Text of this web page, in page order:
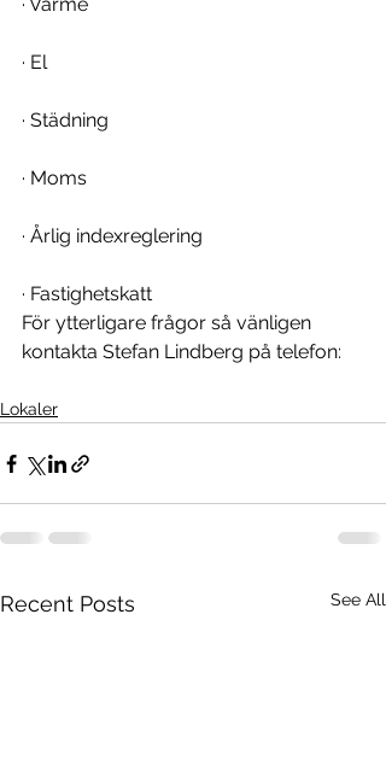
· El
· Städning
· Moms
· Årlig indexreglering
· Fastighetskatt
För ytterligare frågor så vänligen
kontakta Stefan Lindberg på telefon:
Lokaler
Recent Posts See All